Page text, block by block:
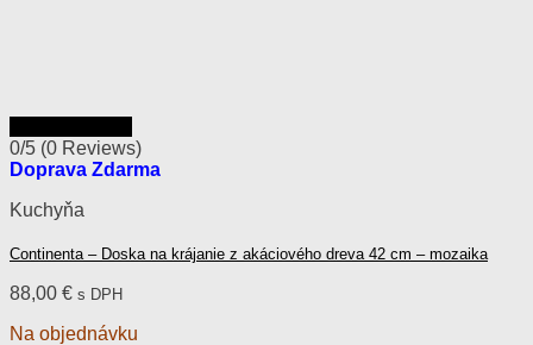
0/5 (0 Reviews)
Doprava Zdarma
Kuchyňa
Continenta – Doska na krájanie z akáciového dreva 42 cm – mozaika
88,00 € s DPH
Na objednávku